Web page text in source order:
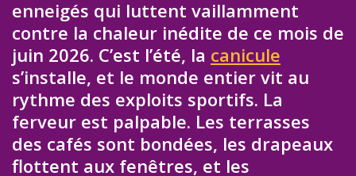
enneigés qui luttent vaillamment
contre la chaleur inédite de ce mois de
juin 2026. C’est l’été, la canicule
s’installe, et le monde entier vit au
rythme des exploits sportifs. La
ferveur est palpable. Les terrasses
des cafés sont bondées, les drapeaux
flottent aux fenêtres, et les